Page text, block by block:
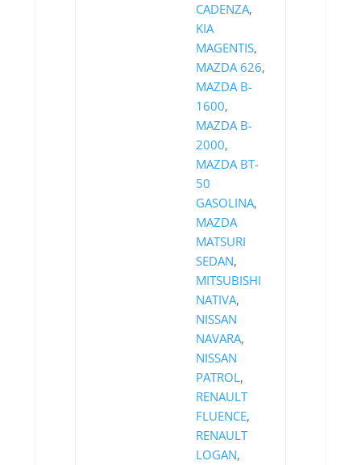
CADENZA,
KIA
MAGENTIS,
MAZDA 626,
MAZDA B-
1600,
MAZDA B-
2000,
MAZDA BT-
50
GASOLINA,
MAZDA
MATSURI
SEDAN,
MITSUBISHI
NATIVA,
NISSAN
NAVARA,
NISSAN
PATROL,
RENAULT
FLUENCE,
RENAULT
LOGAN,